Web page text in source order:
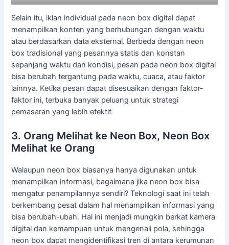
Selain itu, iklan individual pada neon box digital dapat
menampilkan konten yang berhubungan dengan waktu
atau berdasarkan data eksternal. Berbeda dengan neon
box tradisional yang pesannya statis dan konstan
sepanjang waktu dan kondisi, pesan pada neon box digital
bisa berubah tergantung pada waktu, cuaca, atau faktor
lainnya. Ketika pesan dapat disesuaikan dengan faktor-
faktor ini, terbuka banyak peluang untuk strategi
pemasaran yang lebih efektif.
3. Orang Melihat ke Neon Box, Neon Box
Melihat ke Orang
Walaupun neon box biasanya hanya digunakan untuk
menampilkan informasi, bagaimana jika neon box bisa
mengatur penampilannya sendiri? Teknologi saat ini telah
berkembang pesat dalam hal menampilkan informasi yang
bisa berubah-ubah. Hal ini menjadi mungkin berkat kamera
digital dan kemampuan untuk mengenali pola, sehingga
neon box dapat mengidentifikasi tren di antara kerumunan